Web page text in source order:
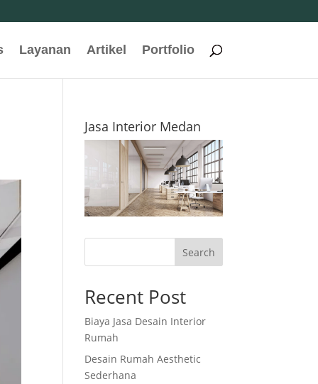
Layanan Artikel Portfolio
Jasa Interior Medan
Search
Recent Post
Biaya Jasa Desain Interior
Rumah
Desain Rumah Aesthetic
Sederhana